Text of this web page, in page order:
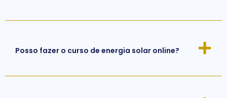
Posso fazer o curso de energia solar online?